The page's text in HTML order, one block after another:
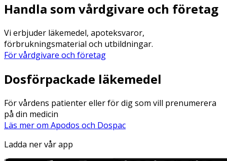
Handla som vårdgivare och företag
Vi erbjuder läkemedel, apoteksvaror,
förbrukningsmaterial och utbildningar.
För vårdgivare och företag
Dosförpackade läkemedel
För vårdens patienter eller för dig som vill prenumerera
på din medicin
Läs mer om Apodos och Dospac
Ladda ner vår app